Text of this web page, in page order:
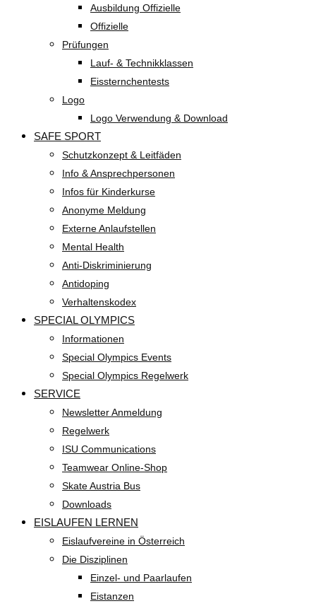
Ausbildung Offizielle
Offizielle
Prüfungen
Lauf- & Technikklassen
Eissternchentests
Logo
Logo Verwendung & Download
SAFE SPORT
Schutzkonzept & Leitfäden
Info & Ansprechpersonen
Infos für Kinderkurse
Anonyme Meldung
Externe Anlaufstellen
Mental Health
Anti-Diskriminierung
Antidoping
Verhaltenskodex
SPECIAL OLYMPICS
Informationen
Special Olympics Events
Special Olympics Regelwerk
SERVICE
Newsletter Anmeldung
Regelwerk
ISU Communications
Teamwear Online-Shop
Skate Austria Bus
Downloads
EISLAUFEN LERNEN
Eislaufvereine in Österreich
Die Disziplinen
Einzel- und Paarlaufen
Eistanzen